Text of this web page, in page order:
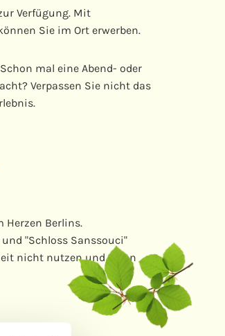
Verfügung. Mit
Sie im Ort erwerben.
mal eine Abend- oder
Verpassen Sie nicht das
Berlins.
"Schloss Sanssouci"
nicht nutzen und einen